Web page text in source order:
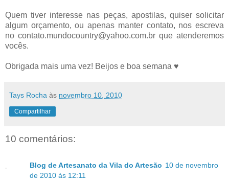
Quem tiver interesse nas peças, apostilas, quiser solicitar
algum orçamento, ou apenas manter contato, nos escreva
no contato.mundocountry@yahoo.com.br que atenderemos
vocês.
Obrigada mais uma vez! Beijos e boa semana ♥
Tays Rocha às novembro 10, 2010
Compartilhar
10 comentários:
Blog de Artesanato da Vila do Artesão 10 de novembro
de 2010 às 12:11